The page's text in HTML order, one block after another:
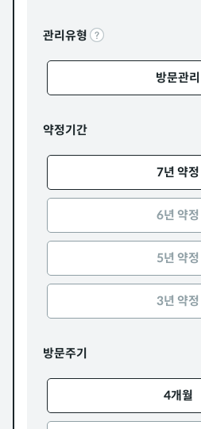
관리유형
방문관리
약정기간
7년 약정
6년 약정
5년 약정
3년 약정
방문주기
4개월